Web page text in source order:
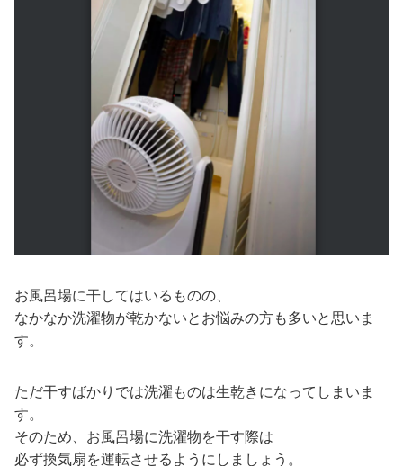
お風呂場に干してはいるものの、
なかなか洗濯物が乾かないとお悩みの方も多いと思いま
す。
ただ干すばかりでは洗濯ものは生乾きになってしまいま
す。
そのため、お風呂場に洗濯物を干す際は
必ず換気扇を運転させるようにしましょう。